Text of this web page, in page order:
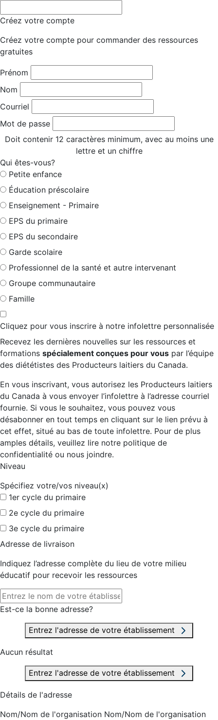
Créez votre compte
Créez votre compte pour commander des ressources
gratuites
Prénom
Nom
Courriel
Mot de passe
Doit contenir 12 caractères minimum, avec au moins une
lettre et un chiffre
Qui êtes-vous?
Petite enfance
Éducation préscolaire
Enseignement - Primaire
EPS du primaire
EPS du secondaire
Garde scolaire
Professionnel de la santé et autre intervenant
Groupe communautaire
Famille
Cliquez pour vous inscrire à notre infolettre personnalisée
Recevez les dernières nouvelles sur les ressources et
formations spécialement conçues pour vous par l’équipe
des diététistes des Producteurs laitiers du Canada.
En vous inscrivant, vous autorisez les Producteurs laitiers
du Canada à vous envoyer l’infolettre à l’adresse courriel
fournie. Si vous le souhaitez, vous pouvez vous
désabonner en tout temps en cliquant sur le lien prévu à
cet effet, situé au bas de toute infolettre. Pour de plus
amples détails, veuillez lire notre politique de
confidentialité ou nous joindre.
Niveau
Spécifiez votre/vos niveau(x)
1er cycle du primaire
2e cycle du primaire
3e cycle du primaire
Adresse de livraison
Indiquez l’adresse complète du lieu de votre milieu
éducatif pour recevoir les ressources
Est-ce la bonne adresse?
Entrez l'adresse de votre établissement
Aucun résultat
Entrez l'adresse de votre établissement
Détails de l'adresse
Nom/Nom de l'organisation Nom/Nom de l'organisation